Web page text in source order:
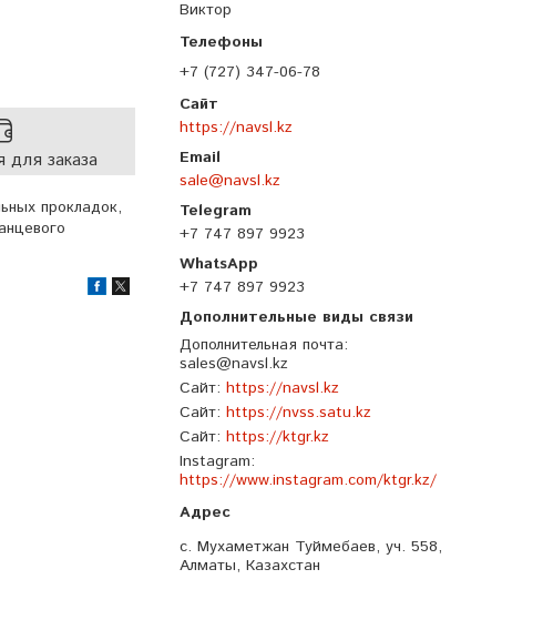
Виктор
+7 (727) 347-06-78
https://navsl.kz
sale@navsl.kz
+7 747 897 9923
+7 747 897 9923
Дополнительная почта
sales@navsl.kz
Сайт https://navsl.kz
Сайт https://nvss.satu.kz
Сайт https://ktgr.kz
Instagram
https://www.instagram.com/ktgr.kz/
с. Мухаметжан Туймебаев, уч. 558,
Алматы, Казахстан
заказа
прокладок,